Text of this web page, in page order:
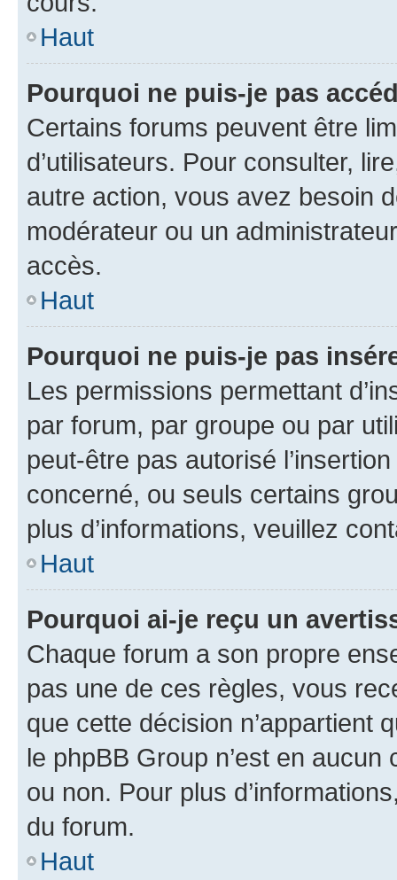
Haut
Pourquoi ne puis-je pas
Certains forums peuvent être
d’utilisateurs. Pour consulter,
autre action, vous avez besoin
modérateur ou un
accès.
Haut
Pourquoi ne puis-je pas
Les permissions permettant
par forum, par groupe ou par
peut-être pas autorisé
concerné, ou seuls certains
plus d’informations, veuillez
Haut
Pourquoi ai-je reçu un
Chaque forum a son propre
pas une de ces règles, vous
que cette décision n’appartient
le phpBB Group n’est en
ou non. Pour plus
du forum.
Haut